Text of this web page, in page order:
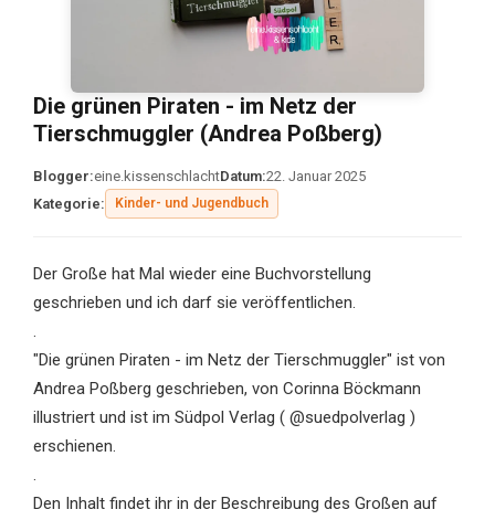
Die grünen Piraten - im Netz der
Tierschmuggler (Andrea Poßberg)
Blogger:eine.kissenschlachtDatum:22. Januar 2025
Kategorie:
Kinder- und Jugendbuch
Der Große hat Mal wieder eine Buchvorstellung
geschrieben und ich darf sie veröffentlichen.
.
"Die grünen Piraten - im Netz der Tierschmuggler" ist von
Andrea Poßberg geschrieben, von Corinna Böckmann
illustriert und ist im Südpol Verlag ( @suedpolverlag )
erschienen.
.
Den Inhalt findet ihr in der Beschreibung des Großen auf